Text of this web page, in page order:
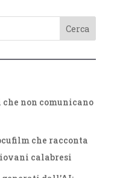
che non comunicano
che racconta
calabresi